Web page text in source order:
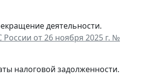
деятельности.
от 26 ноября 2025 г. №
налоговой задолженности.